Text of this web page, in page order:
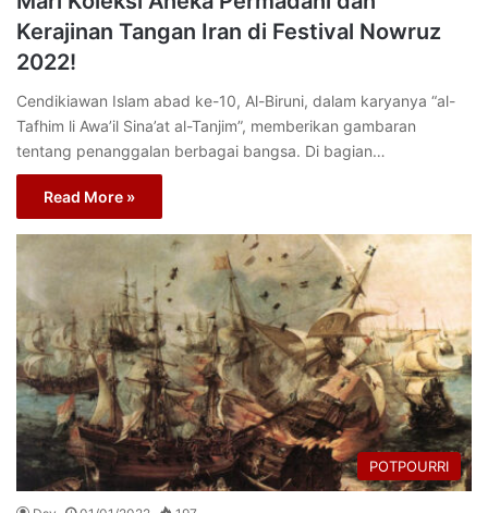
Kerajinan Tangan Iran di Festival Nowruz
2022!
Cendikiawan Islam abad ke-10, Al-Biruni, dalam karyanya “al-
Tafhim li Awa’il Sina’at al-Tanjim”, memberikan gambaran
tentang penanggalan berbagai bangsa. Di bagian…
Read More »
POTPOURRI